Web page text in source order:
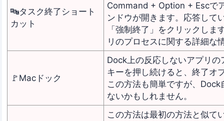
🔤タスク終了ショート
カット
Command + Option + Escで
ンドウが開きます。応答して
「強制終了」をクリックし
リのプロセスに関する詳細な
🚩Macドック
Dock上の反応しないアプリ
キーを押し続けると、終了オ
この方法も簡単ですが、
ないかもしれません。
この方法は最初の方法と似て